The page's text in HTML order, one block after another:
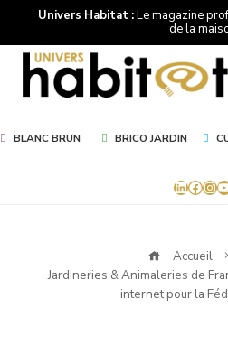
Univers Habitat :Le magazine
de la
BLANC BRUN BRICO JARDIN
LinkedIn
Accueil
Jardineries & Animaleries de
internet pour la